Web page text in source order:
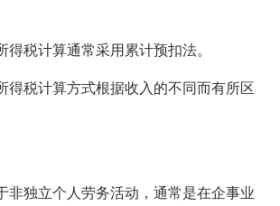
税计算通常采用累计预扣法。
得税计算方式根据收入的不同而有所区
非独立个人劳务活动，通常是在企事业